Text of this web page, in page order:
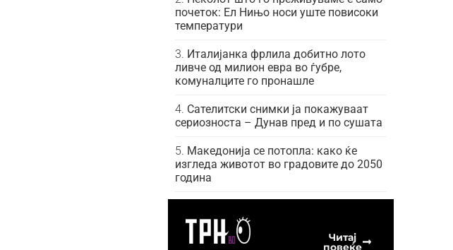
почеток: Ел Нињо носи уште повисоки
температури
Италијанка фрлила добитно лото
ливче од милион евра во ѓубре,
комуналците го пронашле
Сателитски снимки ја покажуваат
сериозноста – Дунав пред и по сушата
Македонија се потопла: како ќе
изгледа животот во градовите до 2050
година
Читај
повеќе